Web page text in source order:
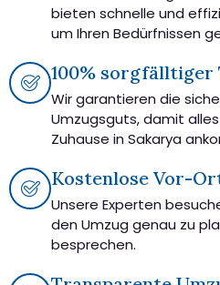
bieten schnelle und
um Ihren Bedürfnissen
100%
Wir garantieren die
Umzugsguts, damit
Zuhause in Sakarya
Kostenlose Vor-
Unsere Experten
den Umzug genau zu
besprechen.